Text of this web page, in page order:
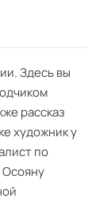
Здесь вы
рассказ
художник у
по